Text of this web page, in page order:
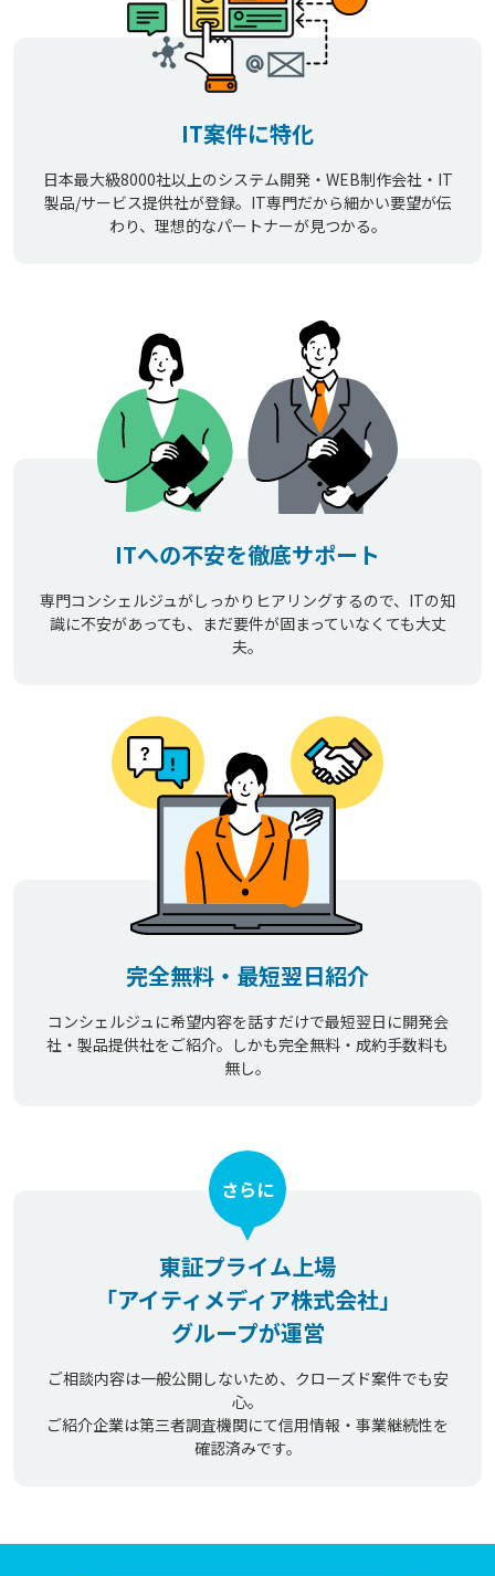
IT案件に特化
日本最大級8000社以上のシステム開発・WEB制作会社・IT
製品/サービス提供社が登録。IT専門だから細かい要望が伝
わり、理想的なパートナーが見つかる。
ITへの不安を徹底サポート
専門コンシェルジュがしっかりヒアリングするので、ITの知
識に不安があっても、まだ要件が固まっていなくても大丈
夫。
完全無料・最短翌日紹介
コンシェルジュに希望内容を話すだけで最短翌日に開発会
社・製品提供社をご紹介。しかも完全無料・成約手数料も
無し。
東証プライム上場
「アイティメディア株式会社」
グループが運営
さらに
ご相談内容は一般公開しないため、クローズド案件でも安
心。
ご紹介企業は第三者調査機関にて信用情報・事業継続性を
確認済みです。